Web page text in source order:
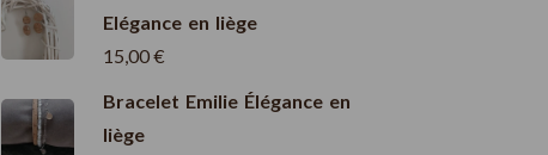
Elégance en liège
15,00€
Bracelet Emilie Élégance en
liège